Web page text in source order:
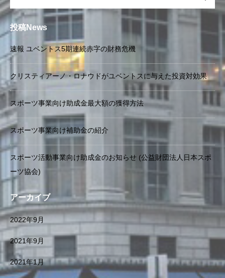
投稿News
速報 ユベントス5期連続赤字の財務危機
クリスティアーノ・ロナウドがユベントスに与えた投資対効果
スポーツ事業向け助成金最大額の獲得方法
スポーツ事業向け補助金の紹介
スポーツ活動事業向け助成金のお知らせ (公益財団法人日本スポ
ーツ協会)
アーカイブ
2022年9月
2021年9月
2021年1月